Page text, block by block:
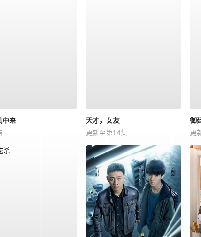
中来
天才，女友
更新至第14集
御
更